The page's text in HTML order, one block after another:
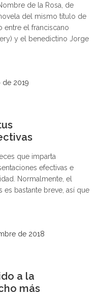
de la Rosa, de
del mismo título de
entre el franciscano
y el benedictino Jorge
de 2019
que imparta
efectivas e
Normalmente, el
es bastante breve, así que
de 2018
a la
más